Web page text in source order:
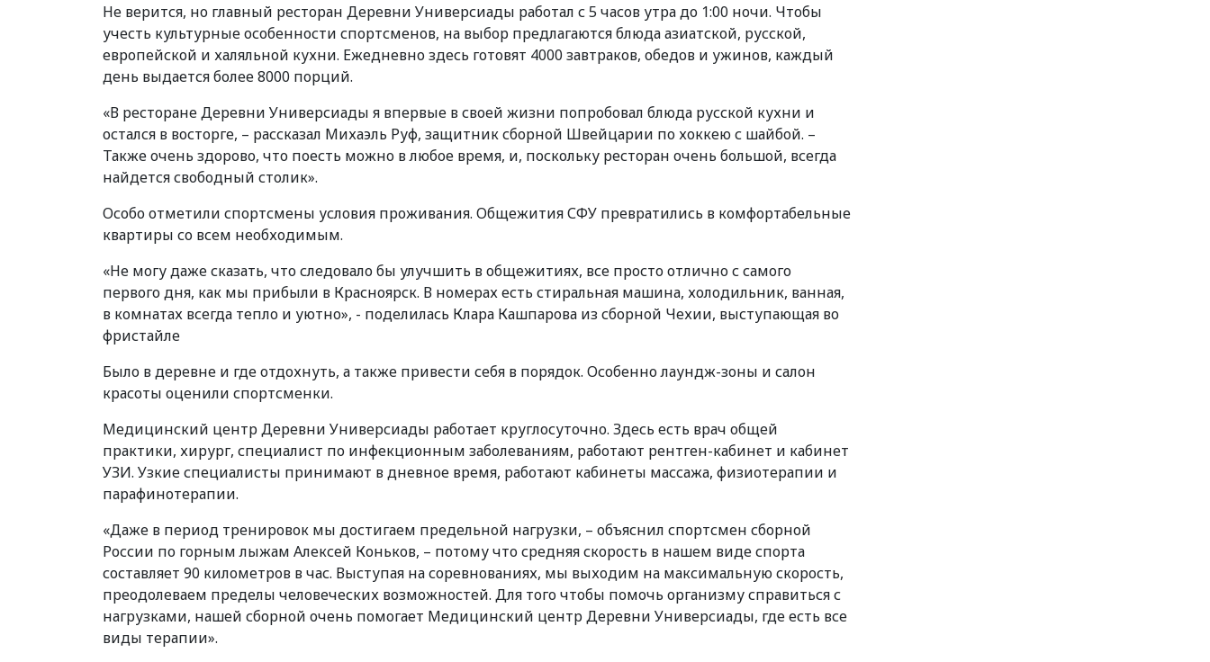
Не верится, но главный ресторан Деревни Универсиады работал с 5 часов утра до 1:00 ночи. Чтобы
учесть культурные особенности спортсменов, на выбор предлагаются блюда азиатской, русской,
европейской и халяльной кухни. Ежедневно здесь готовят 4000 завтраков, обедов и ужинов, каждый
день выдается более 8000 порций.
«В ресторане Деревни Универсиады я впервые в своей жизни попробовал блюда русской кухни и
остался в восторге, – рассказал Михаэль Руф, защитник сборной Швейцарии по хоккею с шайбой. –
Также очень здорово, что поесть можно в любое время, и, поскольку ресторан очень большой, всегда
найдется свободный столик».
Особо отметили спортсмены условия проживания. Общежития СФУ превратились в комфортабельные
квартиры со всем необходимым.
«Не могу даже сказать, что следовало бы улучшить в общежитиях, все просто отлично с самого
первого дня, как мы прибыли в Красноярск. В номерах есть стиральная машина, холодильник, ванная,
в комнатах всегда тепло и уютно», - поделилась Клара Кашпарова из сборной Чехии, выступающая во
фристайле
Было в деревне и где отдохнуть, а также привести себя в порядок. Особенно лаундж-зоны и салон
красоты оценили спортсменки.
Медицинский центр Деревни Универсиады работает круглосуточно. Здесь есть врач общей
практики, хирург, специалист по инфекционным заболеваниям, работают рентген-кабинет и кабинет
УЗИ. Узкие специалисты принимают в дневное время, работают кабинеты массажа, физиотерапии и
парафинотерапии.
«Даже в период тренировок мы достигаем предельной нагрузки, – объяснил спортсмен сборной
России по горным лыжам Алексей Коньков, – потому что средняя скорость в нашем виде спорта
составляет 90 километров в час. Выступая на соревнованиях, мы выходим на максимальную скорость,
преодолеваем пределы человеческих возможностей. Для того чтобы помочь организму справиться с
нагрузками, нашей сборной очень помогает Медицинский центр Деревни Универсиады, где есть все
виды терапии».